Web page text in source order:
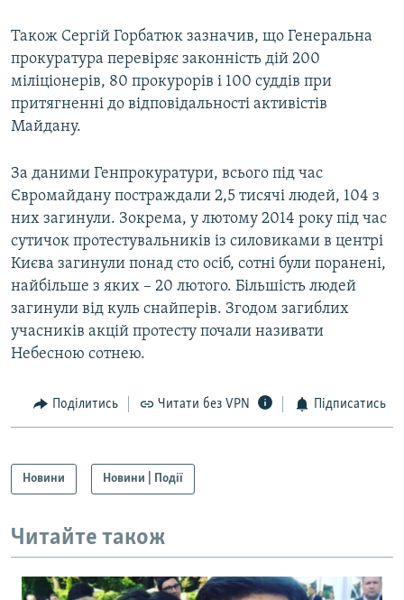
Також Сергій Горбатюк зазначив, що Генеральна
прокуратура перевіряє законність дій 200
міліціонерів, 80 прокурорів і 100 суддів при
притягненні до відповідальності активістів
Майдану.
За даними Генпрокуратури, всього під час
Євромайдану постраждали 2,5 тисячі людей, 104 з
них загинули. Зокрема, у лютому 2014 року під час
сутичок протестувальників із силовиками в центрі
Києва загинули понад сто осіб, сотні були поранені,
найбільше з яких – 20 лютого. Більшість людей
загинули від куль снайперів. Згодом загиблих
учасників акцій протесту почали називати
Небесною сотнею.
Поділитись Читати без VPN Підписатись
Новини Новини | Події
Читайте також